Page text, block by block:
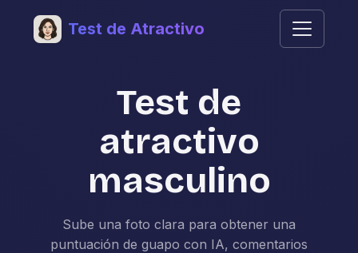
Test de Atractivo
Test de
atractivo
masculino
Sube una foto clara para obtener una
puntuación de guapo con IA, comentarios